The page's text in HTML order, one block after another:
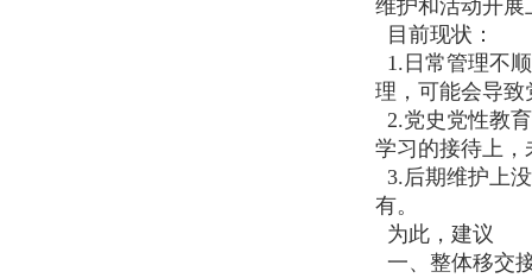
维护和活动开
目前现状：
1.日常管理不
理，可能会导
2.党史党性教
学习的接待上
3.后期维护上
有。
为此，建议
一、整体移交